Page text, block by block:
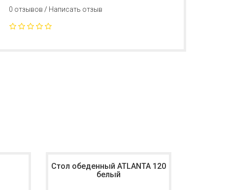
0 отзывов / Написать отзыв
Стол обеденный ATLANTA 120
белый